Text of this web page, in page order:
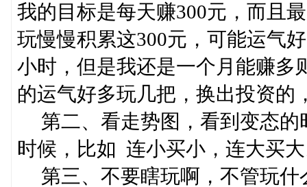
我的目标是每天赚300元，而且
玩慢慢积累这300元，可能运气
小时，但是我还是一个月能赚多
的运气好多玩几把，换出投资的
第二、看走势图，看到变态的
时候，比如 连小买小，连大买
第三、不要瞎玩啊，不管玩什